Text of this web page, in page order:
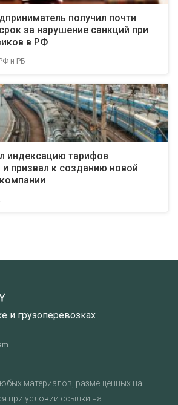
получил почти
за нарушение санкций при
в РФ
и РБ
индексацию тарифов
призвал к созданию новой
и грузоперевозках
материалов, размещенных на
при условии ссылки на